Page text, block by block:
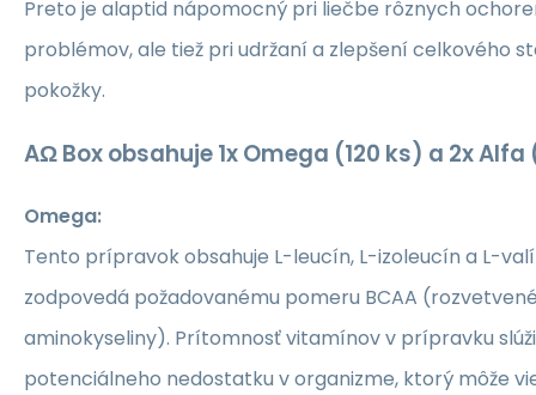
Preto je alaptid nápomocný pri liečbe rôznych
problémov, ale tiež pri udržaní a zlepšení celkového
pokožky.
AΩ Box obsahuje 1x Omega (120 ks) a 2x Alfa
Omega:
Tento prípravok obsahuje L-leucín, L-izoleucín a L-
zodpovedá požadovanému pomeru BCAA
aminokyseliny). Prítomnosť vitamínov v prípravku
potenciálneho nedostatku v organizme, ktorý môže